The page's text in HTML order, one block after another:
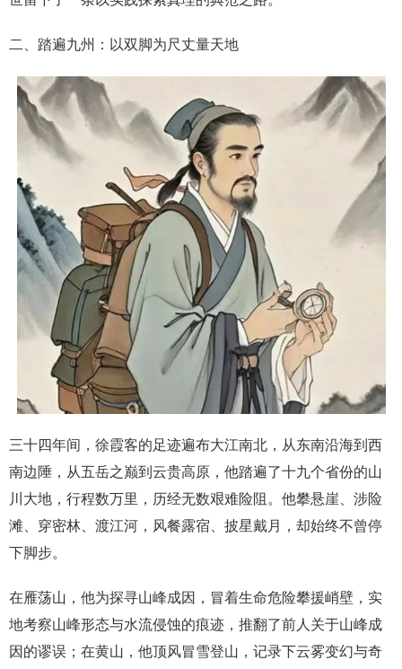
二、踏遍九州：以双脚为尺丈量天地
三十四年间，徐霞客的足迹遍布大江南北，从东南沿海到西
南边陲，从五岳之巅到云贵高原，他踏遍了十九个省份的山
川大地，行程数万里，历经无数艰难险阻。他攀悬崖、涉险
滩、穿密林、渡江河，风餐露宿、披星戴月，却始终不曾停
下脚步。
在雁荡山，他为探寻山峰成因，冒着生命危险攀援峭壁，实
地考察山峰形态与水流侵蚀的痕迹，推翻了前人关于山峰成
因的谬误；在黄山，他顶风冒雪登山，记录下云雾变幻与奇